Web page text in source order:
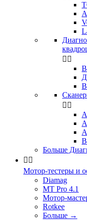
 
 
Больше
 
Мотор-тестеры и
Diamag
MT Pro 4.1
Мотор-
Rotkee
Больше →